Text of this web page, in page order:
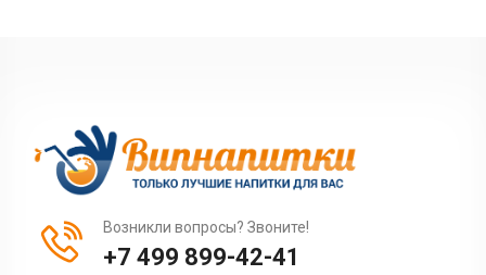
Возникли вопросы? Звоните!
+7 499 899-42-41